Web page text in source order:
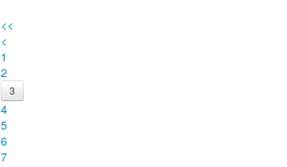
встречи в полнолуние
<<
<
1
2
3
4
5
6
7